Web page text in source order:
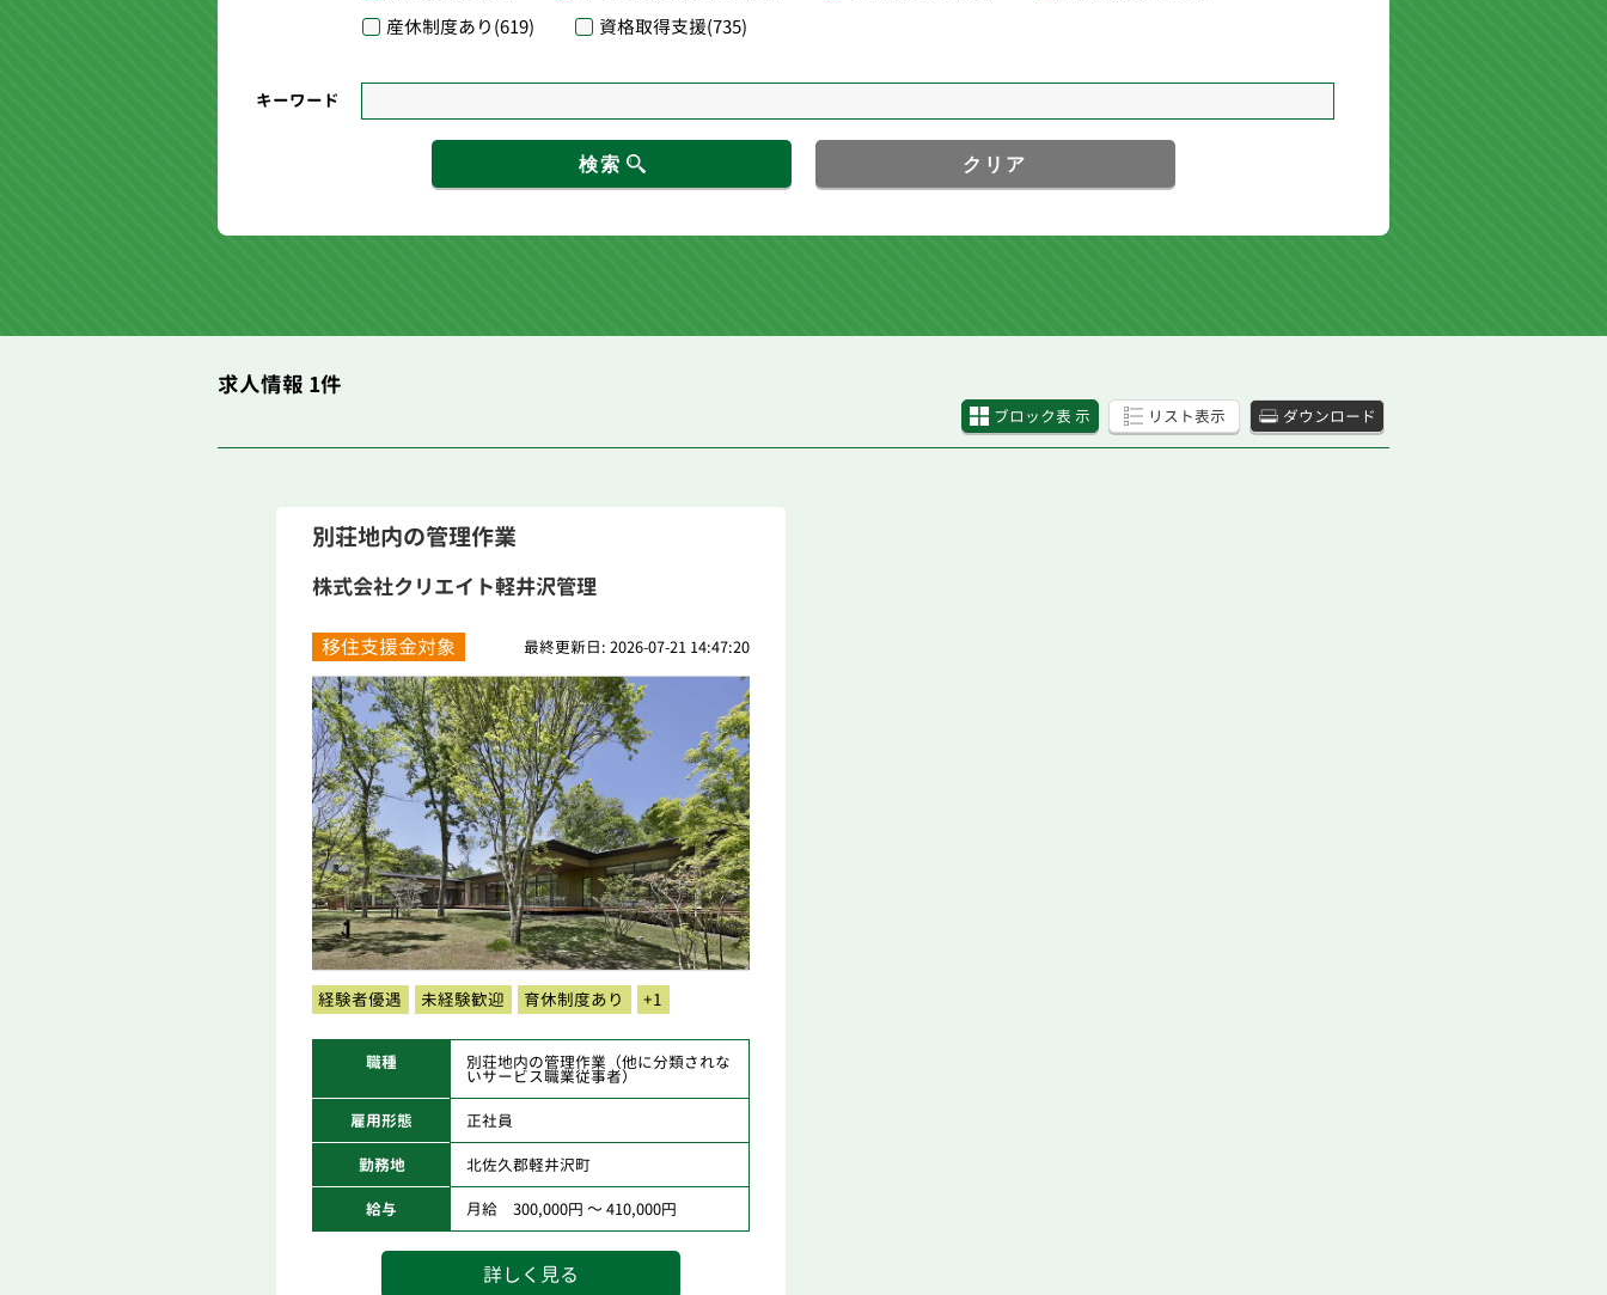
産休制度あり(619) 資格取得支援(735)
キーワード
検索 クリア
求人情報 1件
ブロック表 示 リスト表示 ダウンロード
別荘地内の管理作業
株式会社クリエイト軽井沢管理
移住支援金対象 最終更新日: 2026-07-21 14:47:20
経験者優遇 未経験歓迎 育休制度あり +1
職種 別荘地内の管理作業（他に分類されな
いサービス職業従事者）
雇用形態 正社員
勤務地 北佐久郡軽井沢町
給与 月給 300,000円 ～ 410,000円
詳しく見る